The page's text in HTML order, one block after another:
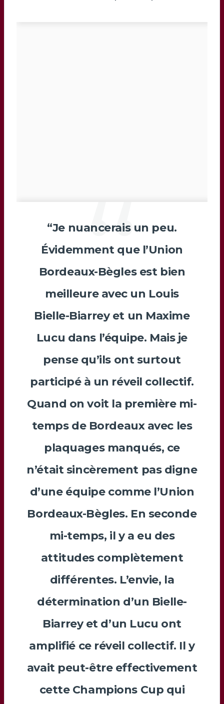
“Je nuancerais un peu.
Évidemment que l’Union
Bordeaux-Bègles est bien
meilleure avec un Louis
Bielle-Biarreyet un Maxime
Lucu dans l’équipe. Mais je
pense qu’ils ont surtout
participé à un réveil collectif.
Quand on voit la première mi-
temps de Bordeaux avec les
plaquages manqués, ce
n’était sincèrement pas digne
d’une équipe comme l’Union
Bordeaux-Bègles. En seconde
mi-temps, il y a eu des
attitudes complètement
différentes. L’envie, la
détermination d’un Bielle-
Biarreyet d’un Lucu ont
amplifié ce réveil collectif. Il y
avait peut-être effectivement
cette Champions Cup qui